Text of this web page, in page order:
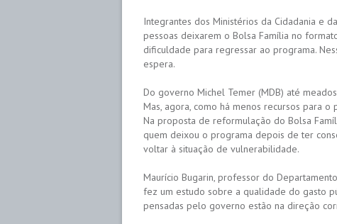
Integrantes dos Ministérios da Cidadania e
pessoas deixarem o Bolsa Família no
dificuldade para regressar ao programa.
espera.
Do governo Michel Temer (MDB) até
Mas, agora, como há menos recursos para
Na proposta de reformulação do Bolsa
quem deixou o programa depois de ter
voltar à situação de vulnerabilidade.
Maurício Bugarin, professor do
fez um estudo sobre a qualidade do gasto
pensadas pelo governo estão na direção